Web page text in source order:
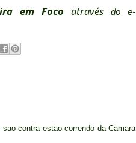
em Foco através
do e-
contra estao correndo da Camara